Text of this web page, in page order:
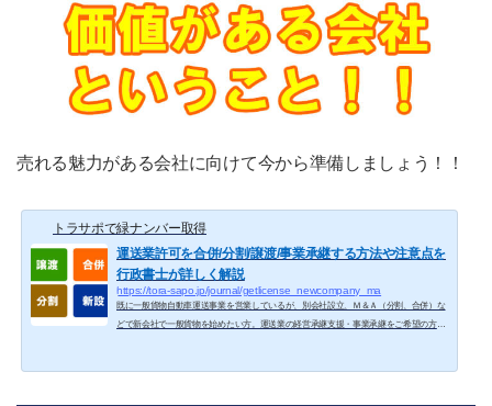
売れる魅力がある会社に向けて今から準備しましょう！！
トラサポで緑ナンバー取得
運送業許可を合併/分割/譲渡/事業承継する方法や注意点を
行政書士が詳しく解説
https://tora-sapo.jp/journal/getlicense_newcompany_ma
既に一般貨物自動車運送事業を営業しているが、別会社設立、Ｍ＆Ａ（分割、合併）な
どで新会社で一般貨物を始めたい方。運送業の経営承継支援・事業承継をご希望の方。